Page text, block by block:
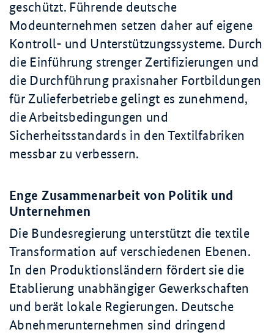
geschützt. Führende deutsche
Modeunternehmen setzen daher auf eigene
Kontroll- und Unterstützungssysteme. Durch
die Einführung strenger Zertifizierungen und
die Durchführung praxisnaher Fortbildungen
für Zulieferbetriebe gelingt es zunehmend,
die Arbeitsbedingungen und
Sicherheitsstandards in den Textilfabriken
messbar zu verbessern.
Enge Zusammenarbeit von Politik und
Unternehmen
Die Bundesregierung unterstützt die textile
Transformation auf verschiedenen Ebenen.
In den Produktionsländern fördert sie die
Etablierung unabhängiger Gewerkschaften
und berät lokale Regierungen. Deutsche
Abnehmerunternehmen sind dringend